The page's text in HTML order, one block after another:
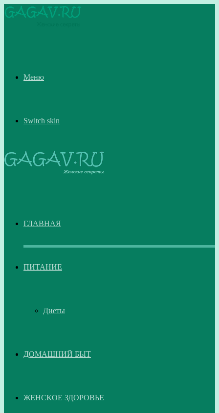
Меню
Switch skin
ГЛАВНАЯ
ПИТАНИЕ
Диеты
ДОМАШНИЙ БЫТ
ЖЕНСКОЕ ЗДОРОВЬЕ